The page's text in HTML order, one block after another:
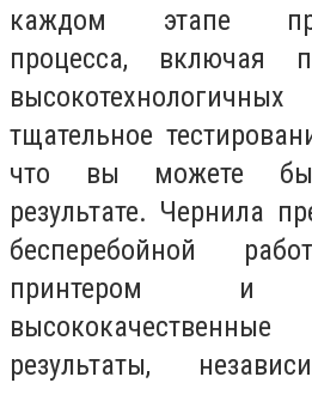
каждом этапе
процесса, включая
тщательное
что вы можете
результате. Чернила
бесперебойной
принтером и
результаты,